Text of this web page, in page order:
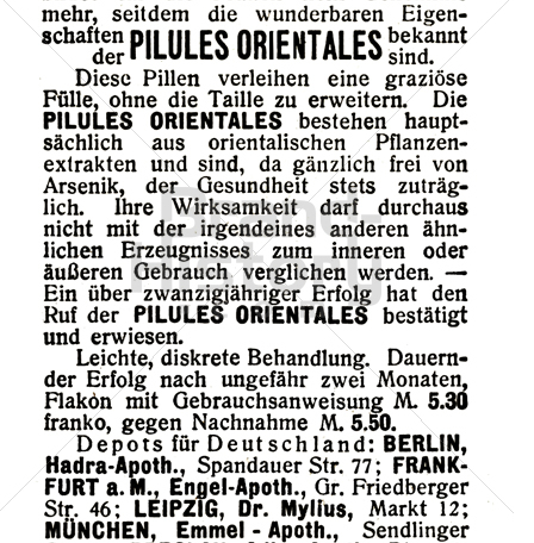
PILULES ORIENTALES
Pharmacie des Pilules Apollo, Paris
1911